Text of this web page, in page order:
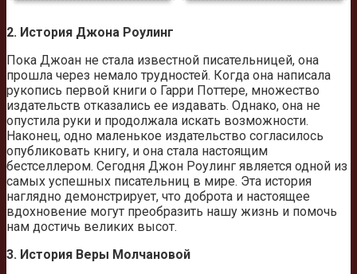
2. История Джона Роулинг
Пока Джоан не стала известной писательницей, она
прошла через немало трудностей. Когда она написала
рукопись первой книги о Гарри Поттере, множество
издательств отказались ее издавать. Однако, она не
опустила руки и продолжала искать возможности.
Наконец, одно маленькое издательство согласилось
опубликовать книгу, и она стала настоящим
бестселлером. Сегодня Джон Роулинг является одной из
самых успешных писательниц в мире. Эта история
наглядно демонстрирует, что доброта и настоящее
вдохновение могут преобразить нашу жизнь и помочь
нам достичь великих высот.
3. История Веры Молчановой